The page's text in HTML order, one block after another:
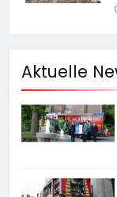
Aktuelle